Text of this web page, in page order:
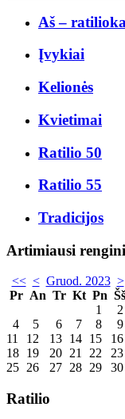
Aš –
Įvykiai
Kelionės
Kvietimai
Ratilio 50
Ratilio 55
Tradicijos
Artimiausi
<< < Gruod. 2023 >
Pr An Tr Kt Pn Šš
1
2
4
5 6 7 8 9
11
12 13 14 15 16
18 19 20 21 22 23
25 26 27 28 29 30
Ratilio